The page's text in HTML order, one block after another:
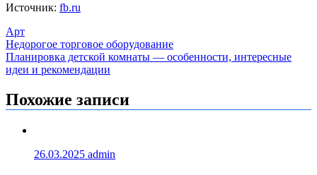
Источник: fb.ru
Арт
Навигация
по
Недорогое торговое оборудование
Планировка детской комнаты — особенности, интересные
идеи и рекомендации
Похожие записи
26.03.2025 admin